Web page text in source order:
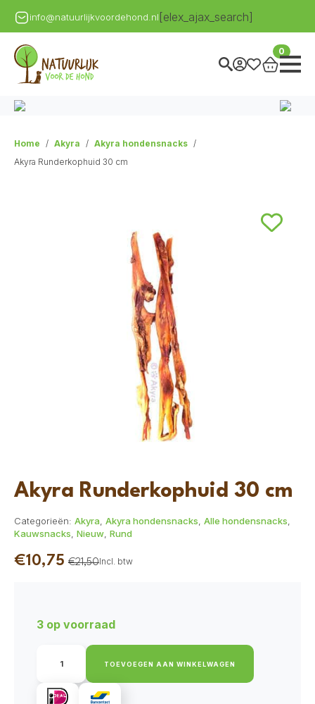
info@natuurlijkvoordehond.nl [elex_ajax_search]
0
Home Akyra
Akyra hondensnacks
Akyra Runderkophuid 30 cm
Akyra Runderkophuid 30 cm
Categorieën: Akyra, Akyra hondensnacks, Alle hondensnacks,
Kauwsnacks, Nieuw, Rund
€21,50
Oorspronkelijke
€21,50.
€10,75
Huidige
€10,75.
Incl. btw
3 op voorraad
Runderkophuid
cm
aantal
TOEVOEGEN AAN WINKELWAGEN